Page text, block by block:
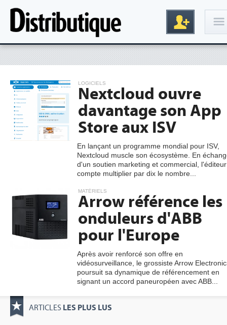
Inscription
gratuite
LOGICIELS
Nextcloud ouvre
davantage son App
Store aux ISV
En lançant un programme mondial pour ISV,
Nextcloud muscle son écosystème. En
d'un soutien marketing et commercial, l'éditeur
compte multiplier par dix le nombre...
MATÉRIELS
Arrow référence les
onduleurs d'ABB
pour l'Europe
Après avoir renforcé son offre en
vidéosurveillance, le grossiste Arrow
poursuit sa dynamique de référencement en
signant un accord paneuropéen avec ABB...
ARTICLES LES PLUS LUS